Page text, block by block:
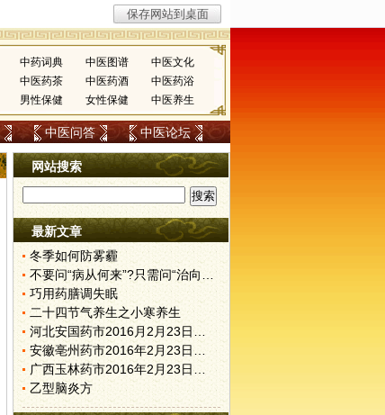
中药词典 中医图谱
中医文化
中医药茶 中医药酒
中医药浴
男性保健 女性保健 中医养生
中医问答 中医论坛
网站搜索
最新文章
冬季如何防雾霾
不要问“病从何来”?只需问“治向何去”?
巧用药膳调失眠
二十四节气养生之小寒养生
河北安国药市2016月2月23日快讯
安徽亳州药市2016年2月23日快讯
广西玉林药市2016年2月23日快讯
乙型脑炎方